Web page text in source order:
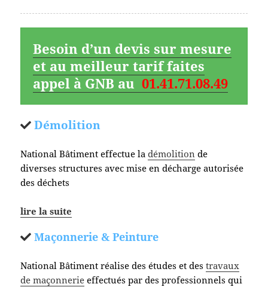
Besoin d’un devis sur mesure
et au meilleur tarif faites
appel à GNB au01.41.71.08.49
Démolition
National Bâtiment effectue ladémolition de
diverses structures avec mise en décharge autorisée
des déchets
lire la suite
Maçonnerie & Peinture
National Bâtiment réalise des études et destravaux
de maçonnerie effectués par des professionnels qui